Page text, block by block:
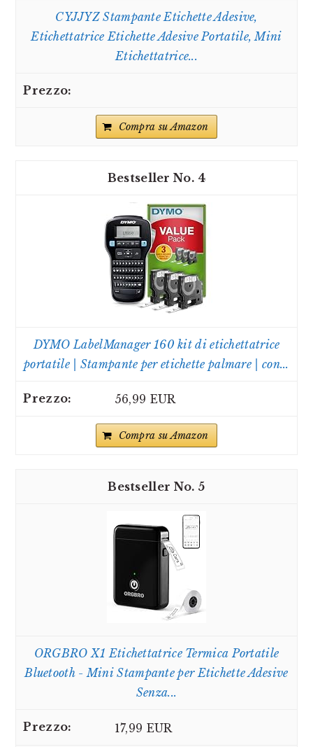
CYJJYZ Stampante Etichette Adesive,
Etichettatrice Etichette Adesive Portatile, Mini
Etichettatrice...
Compra su Amazon
4
DYMO LabelManager 160 kit di etichettatrice
portatile | Stampante per etichette palmare | con...
56,99 EUR
Compra su Amazon
5
ORGBRO X1 Etichettatrice Termica Portatile
Bluetooth - Mini Stampante per Etichette Adesive
Senza...
17,99 EUR